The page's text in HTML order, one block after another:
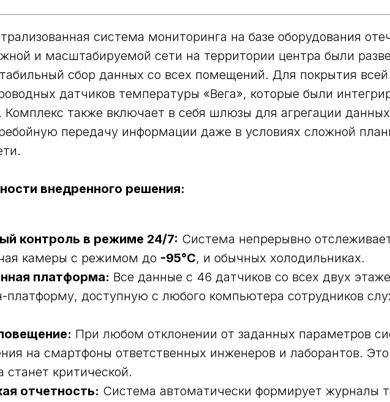
система мониторинга на базе оборудования
и масштабируемой сети на территории центра были
сбор данных со всех помещений. Для покрытия
датчиков температуры «Вега», которые были
Комплекс также включает в себя шлюзы для агрегации
передачу информации даже в условиях сложной
внедренного решения:
контроль в режиме 24/7: Система непрерывно
камеры с режимом до -95°C, и обычных холодильниках.
платформа: Все данные с 46 датчиков со всех двух
доступную с любого компьютера сотрудников
При любом отклонении от заданных параметров
на смартфоны ответственных инженеров и лаборантов.
станет критической.
отчетность: Система автоматически формирует журналы